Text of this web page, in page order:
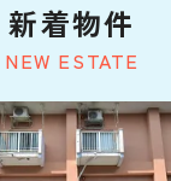
NEW ESTATE
新着物件